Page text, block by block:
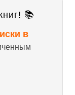
📚
в